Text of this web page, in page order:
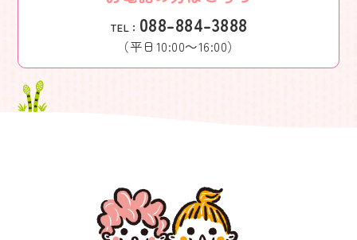
TEL： 088-884-3888
（平日10:00～16:00）